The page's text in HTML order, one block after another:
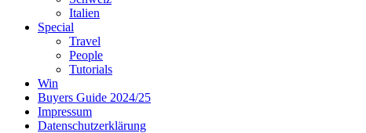
Italien
Special
Travel
People
Tutorials
Win
Buyers Guide 2024/25
Impressum
Datenschutzerklärung